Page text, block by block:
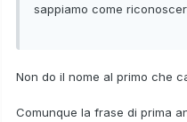
sappiamo come
Non do il nome al primo che
Comunque la frase di prima